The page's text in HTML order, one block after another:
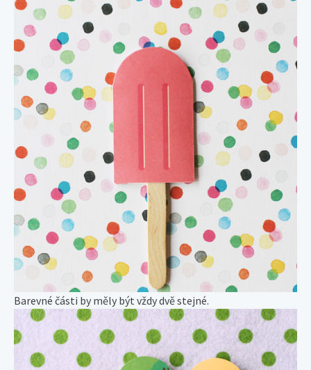
Barevné části by měly být vždy dvě stejné.